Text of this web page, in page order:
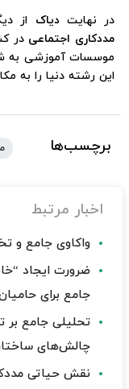
در نهایتدیاک از
مددکاری اجتماعی در
موسسات آموزشی به
این رشته دنیا را به
برچسب‌ها
اخبار مرتبط
واکاوی جامع و
ضرورت ایجاد
جامع برای
تحلیلی جامع بر
چالش‌های
نقش حیاتی